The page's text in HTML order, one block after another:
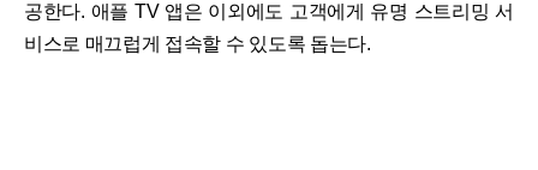
공한다. 애플 TV 앱은 이외에도 고객에게 유명 스트리밍 서
비스로 매끄럽게 접속할 수 있도록 돕는다.